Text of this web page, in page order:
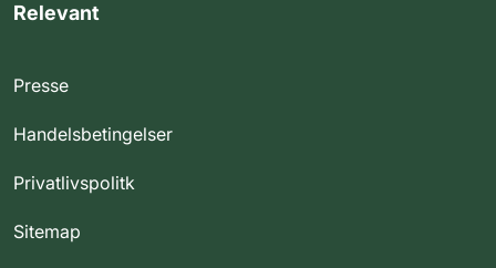
Relevant
Presse
Handelsbetingelser
Privatlivspolitk
Sitemap